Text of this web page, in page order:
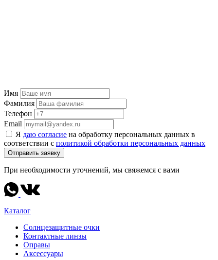
Имя
Фамилия
Телефон
Email
Я даю согласие на обработку персональных данных в
соответствии с политикой обработки персональных данных
Отправить заявку
При необходимости уточнений, мы свяжемся с вами
Каталог
Солнцезащитные очки
Контактные линзы
Оправы
Аксессуары